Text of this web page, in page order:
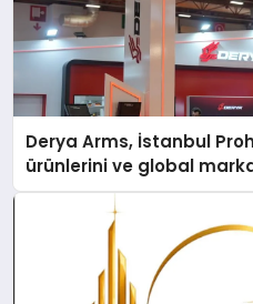
Derya Arms, İstanbul
ürünlerini ve global